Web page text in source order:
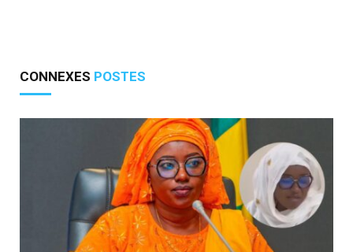
CONNEXES POSTES